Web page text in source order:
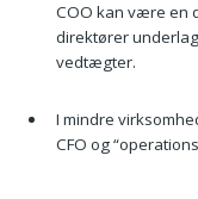
COO kan være en
direktører
vedtægter.
I mindre
CFO og